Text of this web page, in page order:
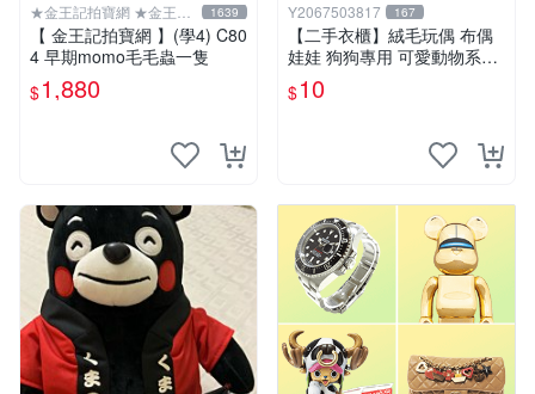
★金王記拍寶網 ★金王記
拍寶趣
1639
【 金王記拍寶網 】(學4) C80
4 早期momo毛毛蟲一隻
$1,880
Y2067503817 167
【二手衣櫃】絨毛玩偶 布偶
娃娃 狗狗專用 可愛動物系列
耐咬耐磨玩具 玩偶 粉紅熊寵
物玩具 1120929
$10